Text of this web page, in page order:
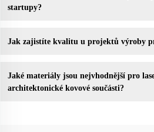
startupy?
Jak zajistíte kvalitu u projektů výroby
Jaké materiály jsou nejvhodnější pro
architektonické kovové součásti?